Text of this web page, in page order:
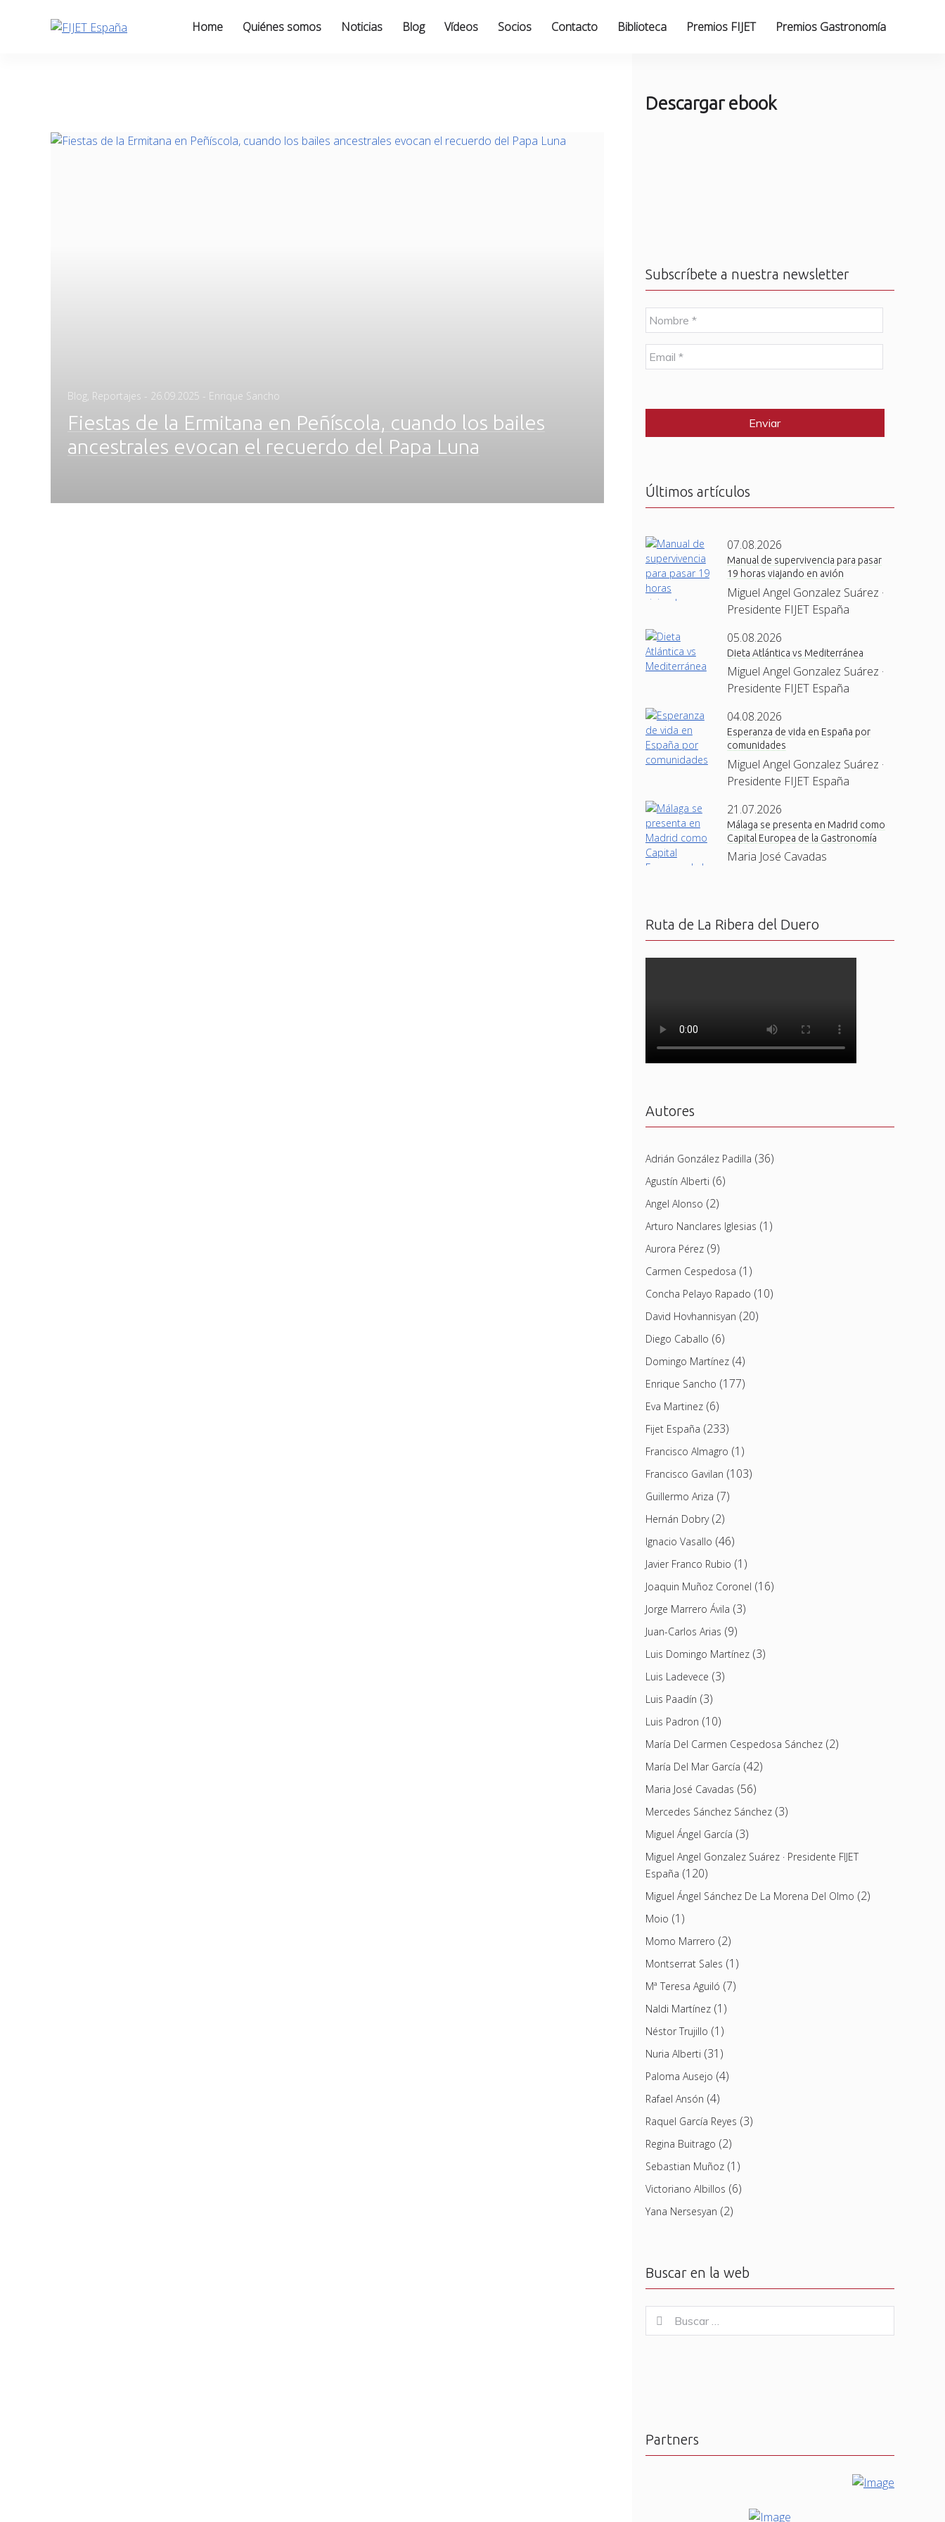
Home Quiénes somos Noticias Blog Vídeos Socios Contacto Biblioteca Premios FIJET Premios Gastronomía
Blog, Reportajes - Posted
26.09.2025 - Enrique Sancho
Fiestas de la Ermitana en Peñíscola, cuando los bailes
ancestrales evocan el recuerdo del Papa Luna
Descargar ebook
Subscríbete a nuestra newsletter
N
o
m
b
r
E
m
l
Últimos artículos
07.08.2026
Manual de supervivencia para pasar
19 horas viajando en avión
Miguel Angel Gonzalez Suárez ·
Presidente FIJET España
05.08.2026
Dieta Atlántica vs Mediterránea
Miguel Angel Gonzalez Suárez ·
Presidente FIJET España
04.08.2026
Esperanza de vida en España por
comunidades
Miguel Angel Gonzalez Suárez ·
Presidente FIJET España
21.07.2026
Málaga se presenta en Madrid como
Capital Europea de la Gastronomía
Maria José Cavadas
Ruta de La Ribera del Duero
Autores
Adrián González Padilla (36)
Agustín Alberti (6)
Angel Alonso (2)
Arturo Nanclares Iglesias (1)
Aurora Pérez(9)
Carmen Cespedosa (1)
Concha Pelayo Rapado (10)
David Hovhannisyan (20)
Diego Caballo (6)
Domingo Martínez(4)
Enrique Sancho (177)
Eva Martinez(6)
Fijet España (233)
Francisco Almagro (1)
Francisco Gavilan (103)
Guillermo Ariza (7)
Hernán Dobry(2)
Ignacio Vasallo (46)
Javier Franco Rubio (1)
Joaquin Muñoz Coronel (16)
Jorge Marrero Ávila (3)
Juan-Carlos Arias (9)
Luis Domingo Martínez(3)
Luis Ladevece (3)
Luis Paadín (3)
Luis Padron (10)
María Del Carmen Cespedosa Sánchez(2)
María Del Mar García (42)
Maria José Cavadas (56)
Mercedes Sánchez Sánchez(3)
Miguel Ángel García (3)
Miguel Angel Gonzalez Suárez · Presidente FIJET
España (120)
Miguel Ángel Sánchez De La Morena Del Olmo (2)
Moio (1)
Momo Marrero (2)
Montserrat Sales (1)
Mª Teresa Aguiló (7)
Naldi Martínez(1)
Néstor Trujillo (1)
Nuria Alberti (31)
Paloma Ausejo (4)
Rafael Ansón (4)
Raquel García Reyes (3)
Regina Buitrago (2)
Sebastian Muñoz(1)
Victoriano Albillos (6)
Yana Nersesyan (2)
Buscar en la web
for:
Buscar
Partners